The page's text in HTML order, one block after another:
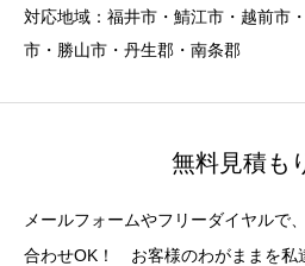
対応地域：福井市・鯖江市・越前市
市・勝山市・丹生郡・南条郡
無料見積も
メールフォームやフリーダイヤルで
合わせOK！ お客様のわがままを私